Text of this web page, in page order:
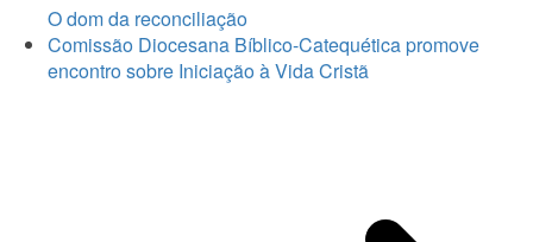
O dom da reconciliação
Comissão Diocesana Bíblico-Catequética promove
encontro sobre Iniciação à Vida Cristã